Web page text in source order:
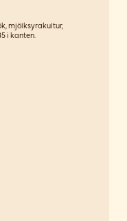
mjölksyrakultur,
i kanten.